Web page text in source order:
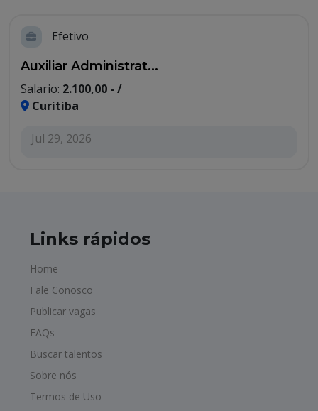
Efetivo
Auxiliar Administrat...
Salario: 2.100,00 - /
Curitiba
Jul 29, 2026
Links rápidos
Home
Fale Conosco
Publicar vagas
FAQs
Buscar talentos
Sobre nós
Termos de Uso